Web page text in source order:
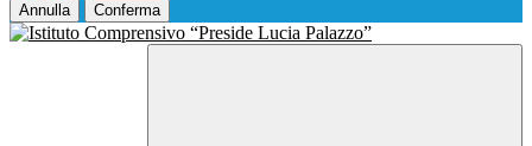
Annulla Conferma